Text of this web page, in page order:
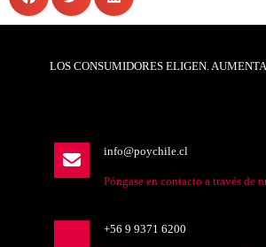
LOS CONSUMIDORES ELIGEN.
info@poychile.cl
Póngase en contacto a través de
+56 9 9371 6200